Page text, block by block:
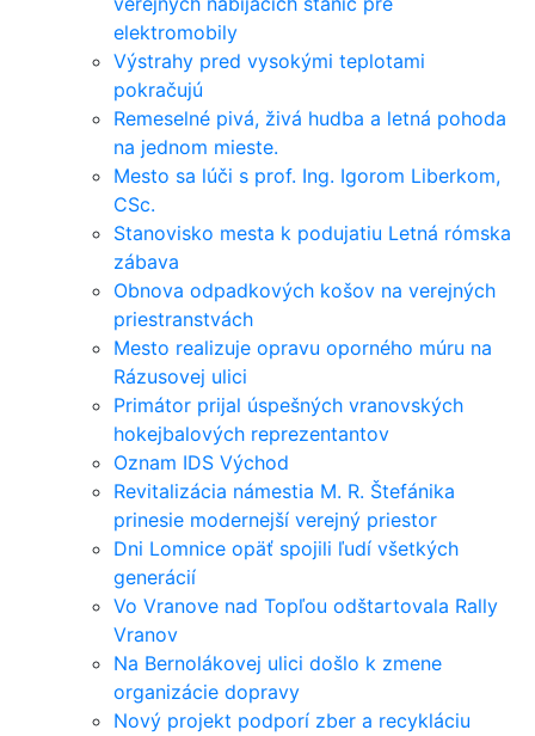
elektromobily
Výstrahy pred vysokými teplotami
pokračujú
Remeselné pivá, živá hudba a letná pohoda
na jednom mieste.
Mesto sa lúči s prof. Ing. Igorom Liberkom,
CSc.
Stanovisko mesta k podujatiu Letná rómska
zábava
Obnova odpadkových košov na verejných
priestranstvách
Mesto realizuje opravu oporného múru na
Rázusovej ulici
Primátor prijal úspešných vranovských
hokejbalových reprezentantov
Oznam IDS Východ
Revitalizácia námestia M. R. Štefánika
prinesie modernejší verejný priestor
Dni Lomnice opäť spojili ľudí všetkých
generácií
Vo Vranove nad Topľou odštartovala Rally
Vranov
Na Bernolákovej ulici došlo k zmene
organizácie dopravy
Nový projekt podporí zber a recykláciu